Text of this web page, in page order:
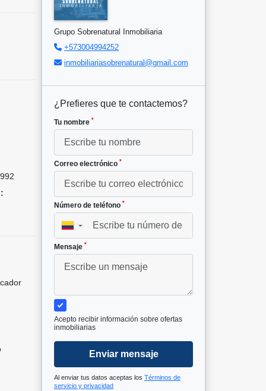
Grupo Sobrenatural Inmobiliaria
+573004994252
inmobiliariasobrenatural@gmail.com
¿Prefieres que te contactemos?
Tu nombre *
Correo electrónico *
Número de teléfono *
▼
Mensaje *
Acepto recibir información sobre ofertas
inmobiliarias
Enviar mensaje
Al enviar tus datos aceptas los Términos de
servicio y privacidad